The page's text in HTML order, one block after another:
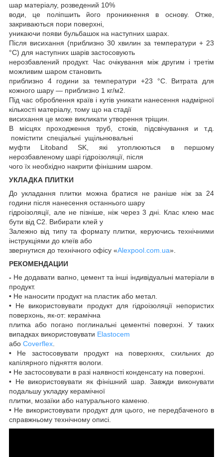
шар матеріалу, розведений 10%
води, це поліпшить його проникнення в основу. Отже,
закриваються пори поверхні,
уникаючи появи бульбашок на наступних шарах.
Після висихання (приблизно 30 хвилин за температури + 23
°C) для наступних шарів застосовують
нерозбавлений продукт. Час очікування між другим і третім
можливим шаром становить
приблизно 4 години за температури +23 °C. Витрата для
кожного шару — приблизно 1 кг/м2.
Під час оброблення країв і кутів уникати нанесення надмірної
кількості матеріалу, тому що на стадії
висихання це може викликати утворення тріщин.
В місцях проходження труб, стоків, підсвічування и т.д.
помістити спеціальні ущільнювальні
муфти Litoband SK, які утоплюються в першому
нерозбавленому шарі гідроізоляції, після
чого їх необхідно накрити фінішним шаром.
УКЛАДКА ПЛИТКИ
До укладання плитки можна братися не раніше ніж за 24
години після нанесення останнього шару
гідроізоляції, але не пізніше, ніж через 3 дні. Клас клею має
бути від С2. Вибирати клей у
Залежно від типу та формату плитки, керуючись технічними
інструкціями до клеїв або
звернутися до технічного офісу «Alexpool.com.ua».
РЕКОМЕНДАЦИИ
- Не додавати вапно, цемент та інші індивідуальні матеріали в
продукт.
• Не наносити продукт на пластик або метал.
• Не використовувати продукт для гідроізоляції непористих
поверхонь, як-от: керамічна
плитка або погано поглинальні цементні поверхні. У таких
випадках використовувати Elastocem
або Coverflex.
• Не застосовувати продукт на поверхнях, схильних до
капілярного підняття вологи.
• Не застосовувати в разі наявності конденсату на поверхні.
• Не використовувати як фінішний шар. Завжди виконувати
подальшу укладку керамічної
плитки, мозаїки або натурального каменю.
• Не використовувати продукт для цього, не передбаченого в
справжньому технічному описі.